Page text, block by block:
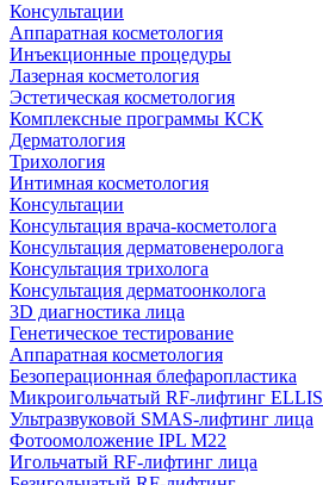
Консультации
Аппаратная косметология
Инъекционные процедуры
Лазерная косметология
Эстетическая косметология
Комплексные программы КСК
Дерматология
Трихология
Интимная косметология
Консультации
Консультация врача-косметолога
Консультация дерматовенеролога
Консультация трихолога
Консультация дерматоонколога
3D диагностика лица
Генетическое тестирование
Аппаратная косметология
Безоперационная блефаропластика
Микроигольчатый RF-лифтинг
Ультразвуковой SMAS-лифтинг лица
Фотоомоложение IPL M22
Игольчатый RF-лифтинг лица